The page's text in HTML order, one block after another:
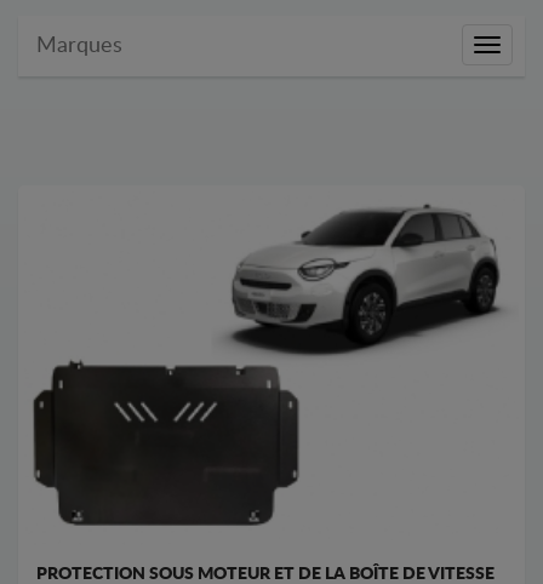
Marques
PROTECTION SOUS MOTEUR ET DE LA BOÎTE DE VITESSE